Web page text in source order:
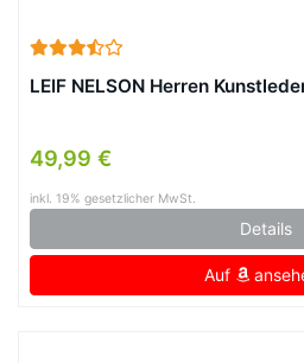
LEIF NELSON Herren
49,99 €
inkl. 19% gesetzlicher MwSt.
Details
Auf